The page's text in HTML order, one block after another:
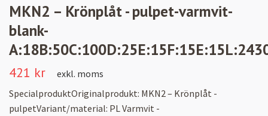
MKN2 – Krönplåt - pulpet-varmvit-
blank-
421 kr
exkl. moms
SpecialproduktOriginalprodukt: MKN2 – Krönplåt -
pulpetVariant/material: PL Varmvit -